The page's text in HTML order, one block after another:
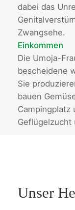
dabei das
Zwangsehe.
Einkommen
Die Umoja-
bescheidene
Sie
bauen
Campingplatz
Unser